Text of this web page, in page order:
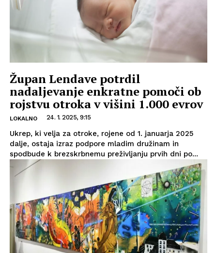
Župan Lendave potrdil
nadaljevanje enkratne pomoči ob
rojstvu otroka v višini 1.000 evrov
LOKALNO 24. 1. 2025, 9:15
Ukrep, ki velja za otroke, rojene od 1. januarja 2025
dalje, ostaja izraz podpore mladim družinam in
spodbude k brezskrbnemu preživljanju prvih dni po...